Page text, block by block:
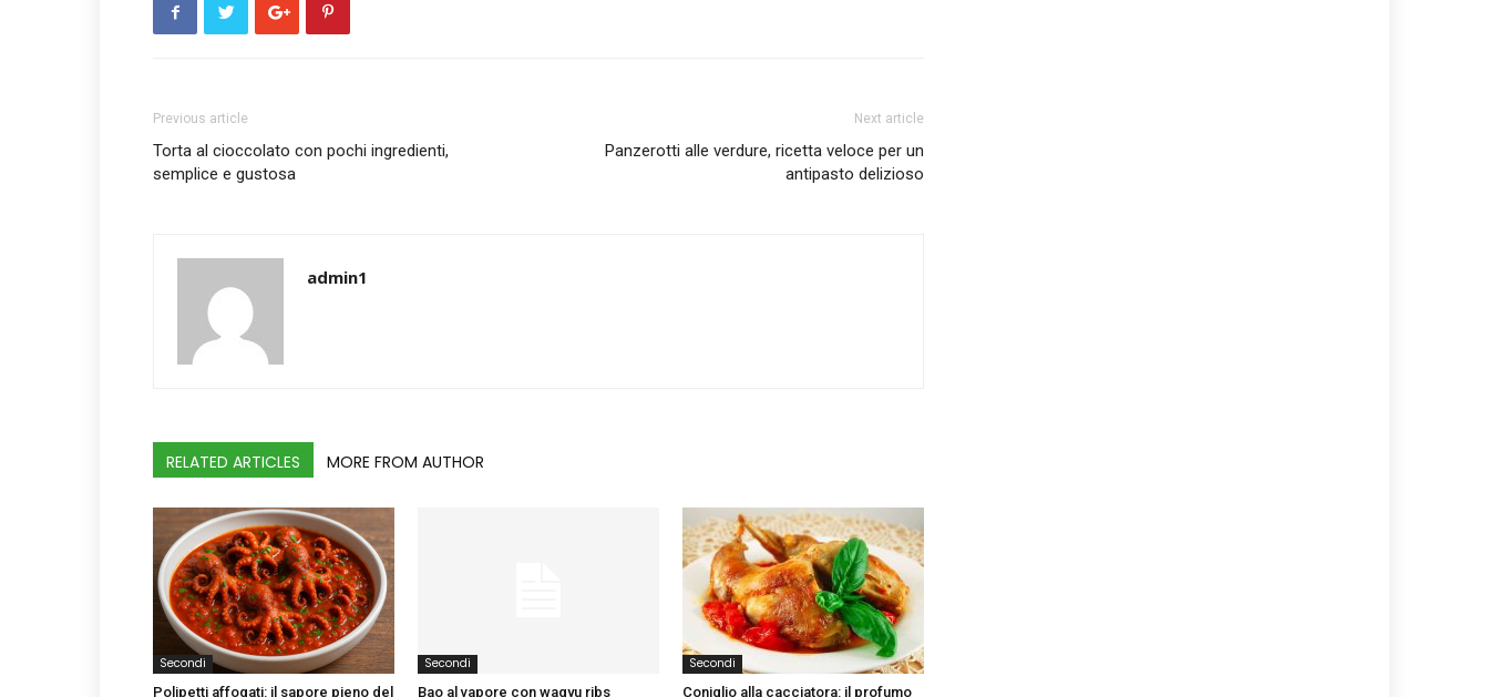
Previous article
Torta al cioccolato con pochi ingredienti,
semplice e gustosa
Next article
Panzerotti alle verdure, ricetta veloce per un
antipasto delizioso
admin1
RELATED ARTICLES MORE FROM AUTHOR
Secondi
Polipetti affogati: il sapore pieno del
Secondi
Bao al vapore con wagyu ribs
Secondi
Coniglio alla cacciatora: il profumo